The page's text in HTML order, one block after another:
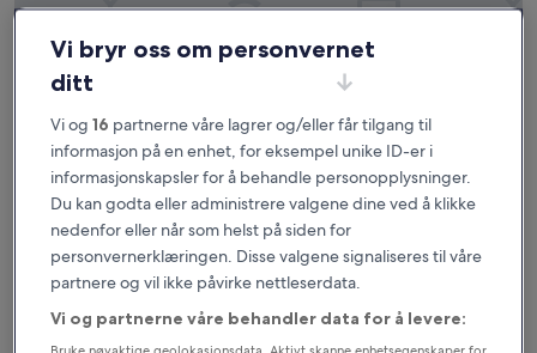
Radisson Blu Resort & Spa, Gran Canaria
Mogan
Radisson Blu Resort & Spa, Gran Canaria Mogan
Overnattingssted
med
5.0
stjerner
15,7 km fra Pasito Blanco
Fantastisk,
(1 007
9,2/10 Fantastisk (1 007 anmeldelser)
er
inkludert skatter og avgifter
Lopesan Villa del Conde Resort & Thalasso
Vi bryr oss om personvernet
ditt
Vi og 16 partnerne våre lagrer og/eller får tilgang til
informasjon på en enhet, for eksempel unike ID-er i
informasjonskapsler for å behandle personopplysninger.
Du kan godta eller administrere valgene dine ved å klikke
nedenfor eller når som helst på siden for
personvernerklæringen. Disse valgene signaliseres til våre
partnere og vil ikke påvirke nettleserdata.
Vi og partnerne våre behandler data for å levere: